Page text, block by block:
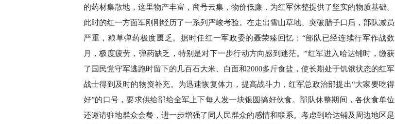
的药材集散地，这里物产丰富，商号云集，物价低廉，为红军休整提供了坚实的物质基础。
此时的红一方面军刚刚经历了一系列严峻考验。在走出雪山草地、突破腊子口后，部队减员
严重，粮草弹药极度匮乏。据时任红一军政委的聂荣臻回忆：“部队已经连续行军作战数
月，极度疲劳，弹药缺乏，特别是对下一步行动方向感到迷茫。”红军进入哈达铺时，缴获
了国民党守军逃跑时留下的几百石大米、白面和2000多斤食盐，使长期处于饥饿状态的红军
战士得到及时的物资补充。为迅速恢复体力，提高战斗力，红军总政治部提出“大家要吃得
好”的口号，要求供给部给全军上下每人发一块银圆搞好伙食。部队休整期间，各伙食单位
还邀请驻地群众会餐，进一步增强了同人民群众的感情和联系。考虑到哈达铺及周边地区是